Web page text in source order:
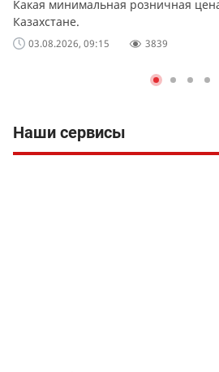
Какая минимальная розничная
Казахстане.
03.08.2026, 09:15 3839
Наши сервисы